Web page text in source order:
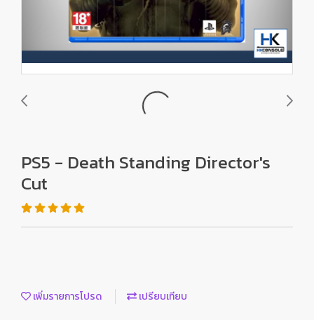
PS5 - Death Standing Director's
Cut
เพิ่มรายการโปรด เปรียบเทียบ